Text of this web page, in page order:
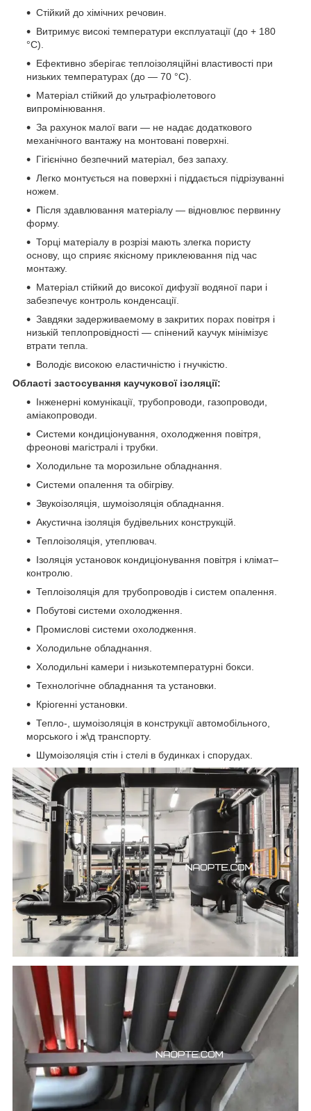
Стійкий до хімічних речовин.
Витримує високі температури експлуатації (до + 180
°С).
Ефективно зберігає теплоізоляційні властивості при
низьких температурах (до ― 70 °С).
Матеріал стійкий до ультрафіолетового
випромінювання.
За рахунок малої ваги ― не надає додаткового
механічного вантажу на монтовані поверхні.
Гігієнічно безпечний матеріал, без запаху.
Легко монтується на поверхні і піддається підрізуванні
ножем.
Після здавлювання матеріалу ― відновлює первинну
форму.
Торці матеріалу в розрізі мають злегка пористу
основу, що сприяє якісному приклеювання під час
монтажу.
Матеріал стійкий до високої дифузії водяної пари і
забезпечує контроль конденсації.
Завдяки задерживаемому в закритих порах повітря і
низькій теплопровідності ― спінений каучук мінімізує
втрати тепла.
Володіє високою еластичністю і гнучкістю.
Області застосування каучукової ізоляції:
Інженерні комунікації, трубопроводи, газопроводи,
аміакопроводи.
Системи кондиціонування, охолодження повітря,
фреонові магістралі і трубки.
Холодильне та морозильне обладнання.
Системи опалення та обігріву.
Звукоізоляція, шумоізоляція обладнання.
Акустична ізоляція будівельних конструкцій.
Теплоізоляція, утеплювач.
Ізоляція установок кондиціонування повітря і клімат–
контролю.
Теплоізоляція для трубопроводів і систем опалення.
Побутові системи охолодження.
Промислові системи охолодження.
Холодильне обладнання.
Холодильні камери і низькотемпературні бокси.
Технологічне обладнання та установки.
Кріогенні установки.
Тепло-, шумоізоляція в конструкції автомобільного,
морського і ж\д транспорту.
Шумоізоляція стін і стелі в будинках і спорудах.